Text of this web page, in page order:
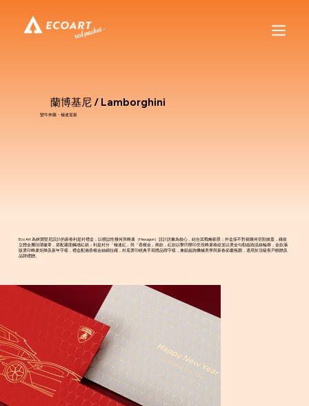
蘭博基尼 / Lamborghini
蠻牛奔騰・極速迎新
Eco Art 為林寶堅尼設計的新春利是封禮盒，以標誌性幾何與蜂巢（Hexagon）設計語彙為核心，結合其戰略願景；外盒採不對稱幾何切割掀蓋，鑲嵌
立體金屬琺瑯徽章，搭配霧面觸感紅紙；利是封分「極速紅」與「香檳金」兩款，紅款以擊凹壓印呈現蜂巢格紋並以燙金勾勒超跑流線輪廓，金款滿
版燙印蜂巢矩陣及新年字樣，禮盒配備香檳金絲綢拉繩，封底燙印經典手寫體品牌字樣，兼顧超跑機械美學與新春節慶氛圍，適用於頂級客戶饋贈及
品牌禮贈。